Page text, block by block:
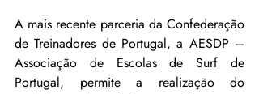
A mais recente parceria da Confederação
de Treinadores de Portugal, a AESDP –
Associação de Escolas de Surf de
Portugal, permite a realização do